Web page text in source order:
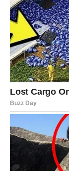
Dnevna
Jedna
naredni period.
Poruka
Vjerujte intuiciji.